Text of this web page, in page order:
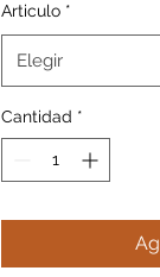
Articulo *
Elegir
Cantidad *